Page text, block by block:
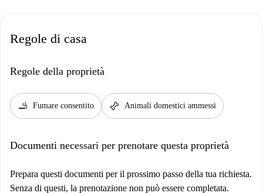
Regole di casa
Regole della proprietà
smoking_rooms Fumare consentito pet_supplies Animali domestici ammessi
Documenti necessari per prenotare questa proprietà
Prepara questi documenti per il prossimo passo della tua richiesta.
Senza di questi, la prenotazione non può essere completata.